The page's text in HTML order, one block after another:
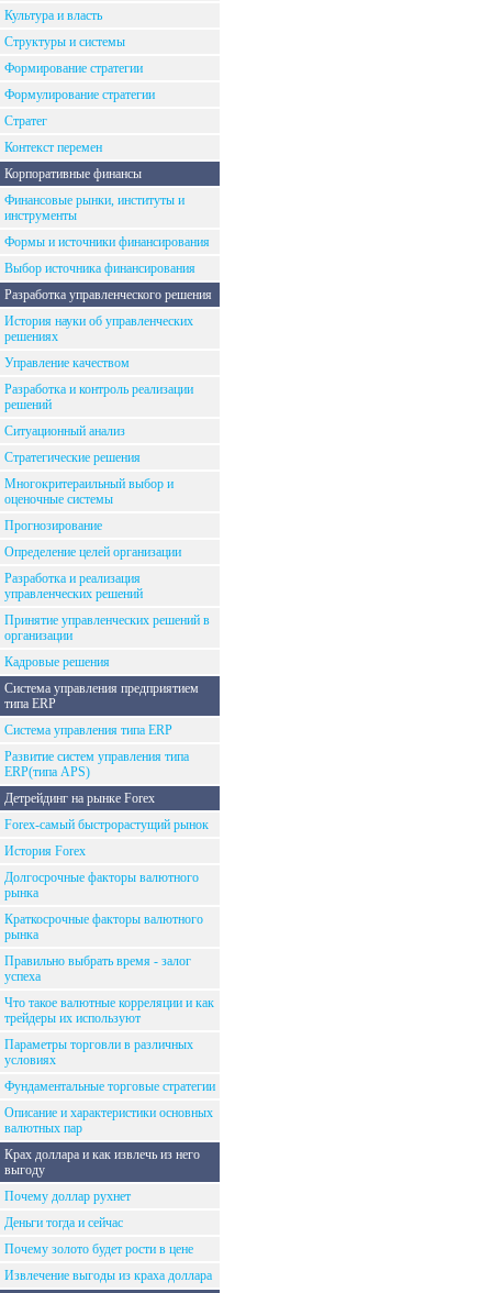
Культура и власть
Структуры и системы
Формирование стратегии
Формулирование стратегии
Стратег
Контекст перемен
Корпоративные финансы
Финансовые рынки, институты и
инструменты
Формы и источники финансирования
Выбор источника финансирования
Разработка управленческого решения
История науки об управленческих
решениях
Управление качеством
Разработка и контроль реализации
решений
Ситуационный анализ
Стратегические решения
Многокритераильный выбор и
оценочные системы
Прогнозирование
Определение целей организации
Разработка и реализация
управленческих решений
Принятие управленческих решений в
организации
Кадровые решения
Система управления предприятием
типа ERP
Система управления типа ERP
Развитие систем управления типа
ERP(типа APS)
Детрейдинг на рынке Forex
Forex-самый быстрорастущий рынок
История Forex
Долгосрочные факторы валютного
рынка
Краткосрочные факторы валютного
рынка
Правильно выбрать время - залог
успеха
Что такое валютные корреляции и как
трейдеры их используют
Параметры торговли в различных
условиях
Фундаментальные торговые стратегии
Описание и характеристики основных
валютных пар
Крах доллара и как извлечь из него
выгоду
Почему доллар рухнет
Деньги тогда и сейчас
Почему золото будет рости в цене
Извлечение выгоды из краха доллара